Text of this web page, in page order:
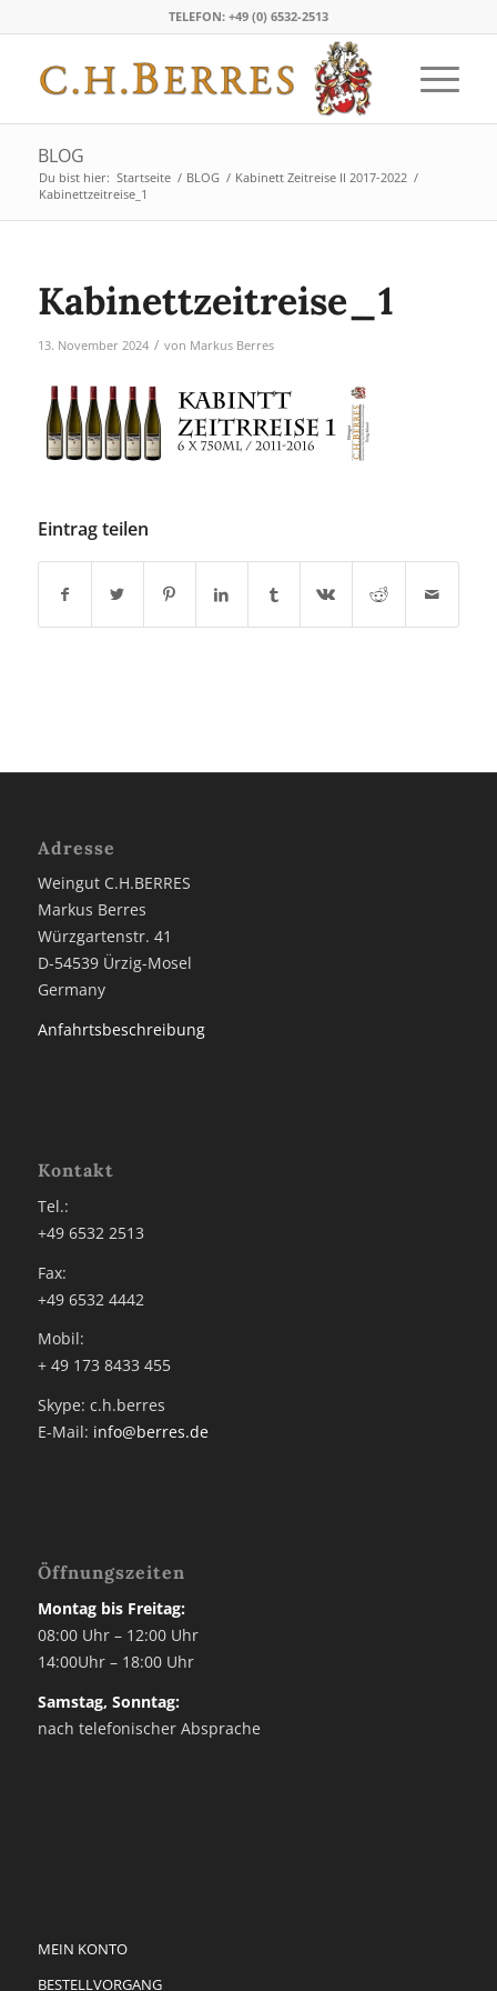
TELEFON: +49 (0) 6532-2513
BLOG
Du bist hier: Startseite / BLOG / Kabinett Zeitreise II 2017-2022 /
Kabinettzeitreise_1
Kabinettzeitreise_1
13. November 2024 / von Markus Berres
Eintrag teilen
Adresse
Weingut C.H.BERRES
Markus Berres
Würzgartenstr. 41
D-54539 Ürzig-Mosel
Germany
Anfahrtsbeschreibung
Kontakt
Tel.:
+49 6532 2513
Fax:
+49 6532 4442
Mobil:
+ 49 173 8433 455
Skype: c.h.berres
E-Mail: info@berres.de
Öffnungszeiten
Montag bis Freitag:
08:00 Uhr – 12:00 Uhr
14:00Uhr – 18:00 Uhr
Samstag, Sonntag:
nach telefonischer Absprache
MEIN KONTO
BESTELLVORGANG